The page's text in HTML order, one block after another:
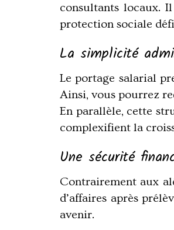
consultants locaux.
protection sociale
La simplicité
Le portage salarial
Ainsi, vous pourrez
En parallèle, cette
complexifient la
Une sécurité
Contrairement aux
d’affaires après
avenir.